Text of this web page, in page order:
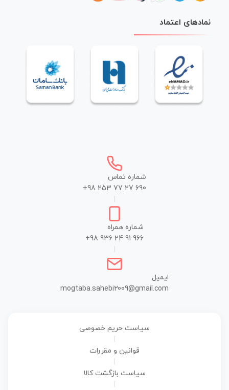
نمادهای اعتماد
شماره تماس
+98 253 77 27 690
شماره همراه
+98 936 24 91 966
ایمیل
mogtaba.sahebi2009@gmail.com
سیاست حریم خصوصی
قوانین و مقررات
سیاست بازگشت کالا